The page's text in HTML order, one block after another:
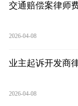
交通赔偿案律师
2026-04-08
业主起诉开发商
2026-04-08